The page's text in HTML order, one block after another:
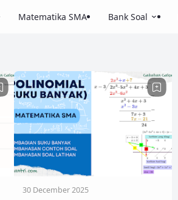
Matematika SMA Bank Soal
30 December 2025